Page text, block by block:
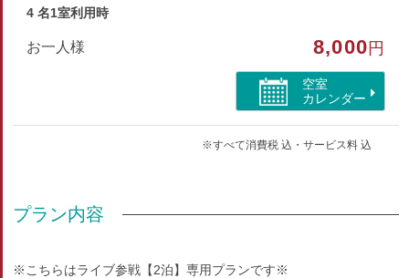
4 名1室利用時
お一人様 8,000 円
空室
カレンダー
※すべて消費税 込・サービス料 込
プラン内容
※こちらはライブ参戦【2泊】専用プランです※